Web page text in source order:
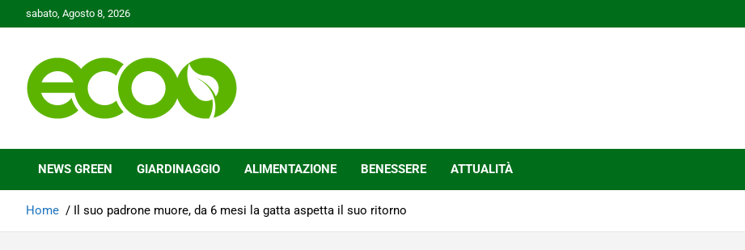
to
sabato, Agosto 8, 2026
Ecoo.it
NEWS GREEN GIARDINAGGIO ALIMENTAZIONE BENESSERE ATTUALITÀ
Home Il suo padrone muore, da 6 mesi la gatta aspetta il suo ritorno